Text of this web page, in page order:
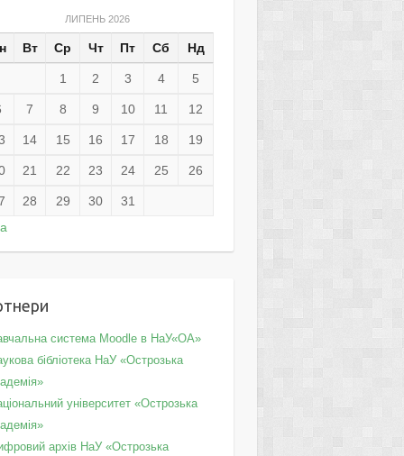
ЛИПЕНЬ 2026
Вт Ср Чт Пт Сб Нд
1 2 3 4 5
7 8 9 10 11 12
14 15 16 17 18 19
21 22 23 24 25 26
28 29 30
31
система Moodle в НаУ«ОА»
бібліотека НаУ «Острозька
університет «Острозька
архів НаУ «Острозька